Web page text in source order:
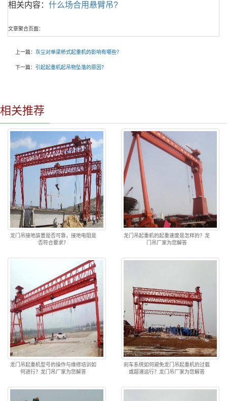
相关内容： 什么场合用悬臂吊?
文章聚合页面：
上一篇： 灰尘对单梁桥式起重机的影响有哪些？
下一篇： 引起起重机起吊物坠落的原因？
相关推荐
龙门吊接地装置是否可靠，接地电阻是
否符合要求？
龙门吊起重机的起重速度是怎样的？龙
门吊厂家为您解答
龙门吊起重机型号的操作与维修培训如
何进行？龙门吊厂家为您解答
刹车系统如何避免龙门吊起重机的过载
或超速运行？龙门吊厂家为您解答